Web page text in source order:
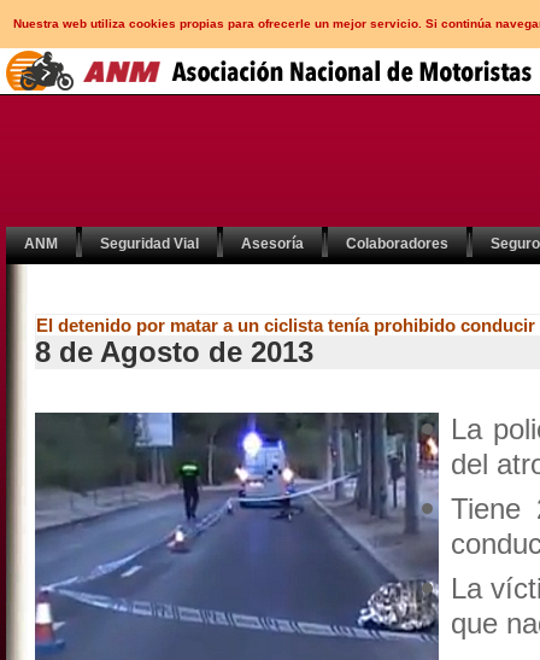
Nuestra web utiliza cookies propias para ofrecerle un mejor servicio. Si continúa
ANM Seguridad Vial Asesoría Colaboradores
El detenido por matar a un ciclista tenía prohibido conducir
8 de Agosto de 2013
La
del
Tiene
La
que